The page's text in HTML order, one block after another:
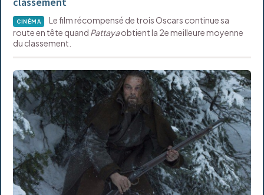
CINÉMA
Le film récompensé de trois Oscars continue sa
route en tête quand Pattayaobtient la 2e meilleure moyenne
du classement.